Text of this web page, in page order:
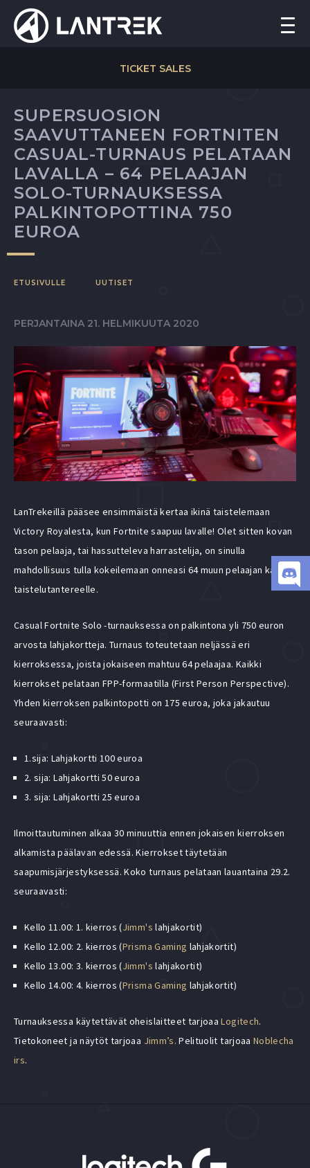
TICKET SALES
SUPERSUOSION
SAAVUTTANEEN FORTNITEN
CASUAL-TURNAUS PELATAAN
LAVALLA – 64 PELAAJAN
SOLO-TURNAUKSESSA
PALKINTOPOTTINA 750
EUROA
ETUSIVULLE UUTISET
PERJANTAINA 21. HELMIKUUTA 2020
LanTrekeillä pääsee ensimmäistä kertaa ikinä taistelemaan
Victory Royalesta, kun Fortnite saapuu lavalle! Olet sitten kovan
tason pelaaja, tai hassutteleva harrastelija, on sinulla
mahdollisuus tulla kokeilemaan onneasi 64 muun pelaajan kanssa
taistelutantereelle.
Casual Fortnite Solo -turnauksessa on palkintona yli 750 euron
arvosta lahjakortteja. Turnaus toteutetaan neljässä eri
kierroksessa, joista jokaiseen mahtuu 64 pelaajaa. Kaikki
kierrokset pelataan FPP-formaatilla (First Person Perspective).
Yhden kierroksen palkintopotti on 175 euroa, joka jakautuu
seuraavasti:
1.sija: Lahjakortti 100 euroa
2. sija: Lahjakortti 50 euroa
3. sija: Lahjakortti 25 euroa
Ilmoittautuminen alkaa 30 minuuttia ennen jokaisen kierroksen
alkamista päälavan edessä. Kierrokset täytetään
saapumisjärjestyksessä. Koko turnaus pelataan lauantaina 29.2.
seuraavasti:
Kello 11.00: 1. kierros (Jimm's lahjakortit)
Kello 12.00: 2. kierros (Prisma Gaming lahjakortit)
Kello 13.00: 3. kierros (Jimm's lahjakortit)
Kello 14.00: 4. kierros (Prisma Gaming lahjakortit)
Turnauksessa käytettävät oheislaitteet tarjoaaLogitech.
Tietokoneet ja näytöt tarjoaa Jimm’s. Pelituolit tarjoaa Noblecha
irs.